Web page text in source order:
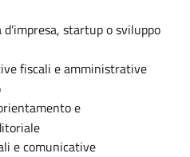
d'impresa, startup o sviluppo
fiscali e amministrative
e
e comunicative